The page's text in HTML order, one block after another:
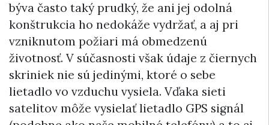
býva často taký prudký, že ani jej odolná
konštrukcia ho nedokáže vydržať, a aj pri
vzniknutom požiari má obmedzenú
životnosť. V súčasnosti však údaje z čiernych
skriniek nie sú jedinými, ktoré o sebe
lietadlo vo vzduchu vysiela. Vďaka sieti
satelitov môže vysielať lietadlo GPS signál